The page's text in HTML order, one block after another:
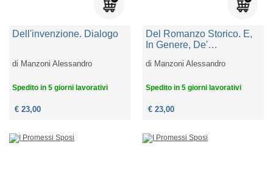
Dell'invenzione. Dialogo
di Manzoni Alessandro
Spedito in 5 giorni lavorativi
€ 23,00
Del Romanzo Storico. E,
In Genere, De'
Storia E D'invenzione
di Manzoni Alessandro
Spedito in 5 giorni lavorativi
€ 23,00